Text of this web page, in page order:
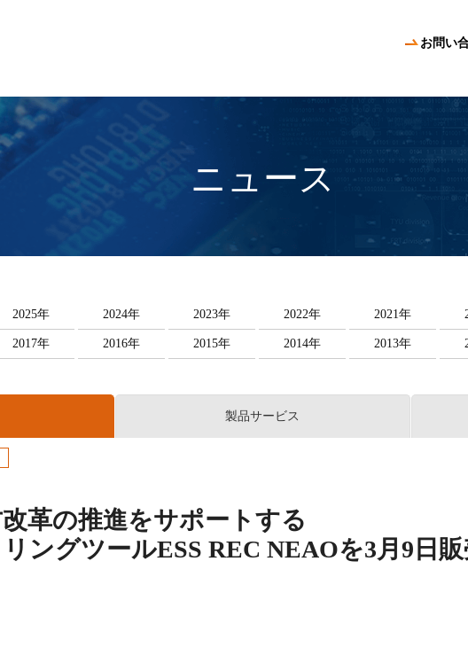
お問い
ニュース
2025年 2024年 2023年 2022年 2021年
2017年 2016年 2015年 2014年 2013年
製品サービス
革の推進をサポートする
ングツールESS REC NEAOを3月9日